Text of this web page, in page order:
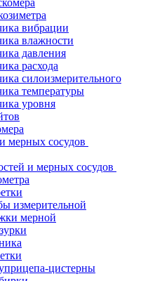
вибрации
влажности
давления
расхода
силоизмерительного
температуры
уровня
мерных сосудов
и мерных сосудов
измерительной
мерной
цистерны